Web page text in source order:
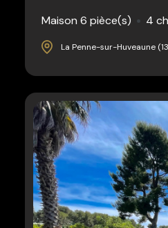
Maison 6 pièce(s) 4
La Penne-sur-Huveaune